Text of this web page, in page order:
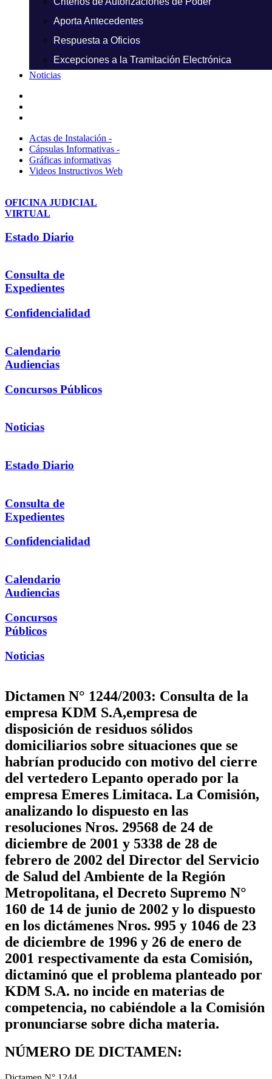
Aporta Antecedentes
Respuesta a Oficios
Excepciones a la Tramitación Electrónica
Noticias
Actas de Instalación -
Cápsulas Informativas -
Gráficas informativas
Videos Instructivos Web
OFICINA JUDICIAL
VIRTUAL
Estado Diario
Consulta de
Expedientes
Confidencialidad
Calendario
Audiencias
Concursos Públicos
Noticias
Estado Diario
Consulta de
Expedientes
Confidencialidad
Calendario
Audiencias
Concursos
Públicos
Noticias
Dictamen N° 1244/2003: Consulta de la
empresa KDM S.A,empresa de
disposición de residuos sólidos
domiciliarios sobre situaciones que se
habrían producido con motivo del cierre
del vertedero Lepanto operado por la
empresa Emeres Limitaca. La Comisión,
analizando lo dispuesto en las
resoluciones Nros. 29568 de 24 de
diciembre de 2001 y 5338 de 28 de
febrero de 2002 del Director del Servicio
de Salud del Ambiente de la Región
Metropolitana, el Decreto Supremo N°
160 de 14 de junio de 2002 y lo dispuesto
en los dictámenes Nros. 995 y 1046 de 23
de diciembre de 1996 y 26 de enero de
2001 respectivamente da esta Comisión,
dictaminó que el problema planteado por
KDM S.A. no incide en materias de
competencia, no cabiéndole a la Comisión
pronunciarse sobre dicha materia.
NÚMERO DE DICTAMEN: